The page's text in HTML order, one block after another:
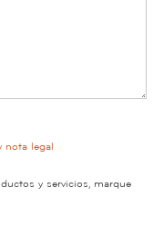
nota legal
y servicios, marque